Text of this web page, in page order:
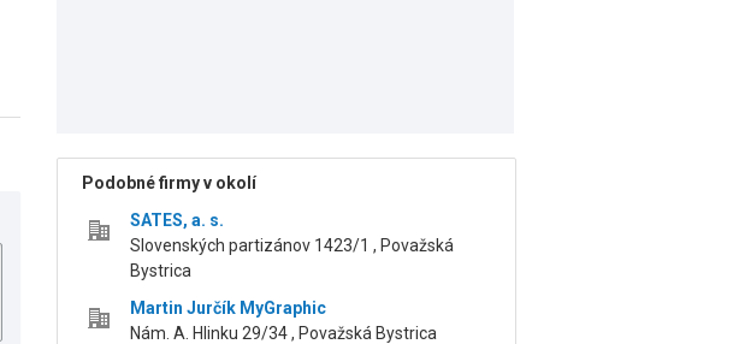
Podobné firmy v okolí
SATES, a. s.
Slovenských partizánov 1423/1 , Považská
Bystrica
Martin Jurčík MyGraphic
Nám. A. Hlinku 29/34 , Považská Bystrica